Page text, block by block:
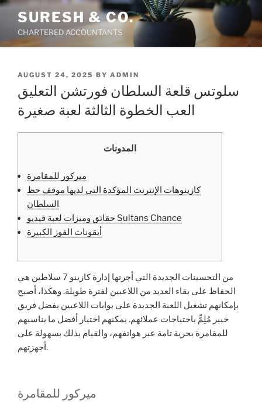
Skip
content
SURESH & CO.
CHARTERED ACCOUNTANTS
POSTED
AUGUST 24, 2025 BY ADMIN
سلوتس قلعة السلطان فورتشن التعليق
العب الخطوة الثالثة لعبة صغيرة
المدونات
ميركور للمقامرة
كازينوهات الإنترنت المؤكدة التي لديها موقف حظ
السلطان
حقائق وميزات لعبة فيديو Sultans Chance
أيقونات الفوز الكبيرة
من التحسينات الجديدة التي أجرتها إدارة كازينو 7 سلاطين هي
الحفاظ على بقاء العديد من اللاعبين لفترة طويلة. وهكذا، أصبح
بإمكانهم تشغيل اللعبة الجديدة على بوابات اللاعبين بفضل فريق
خبير مُلِمٍّ باحتياجات عملائهم. يمكنهم اختيار أفضل ما يناسبهم
للمقامرة بحرية تامة عبر هواتفهم، والقيام بذلك بسهولة على
أجهزتهم.
ميركور للمقامرة